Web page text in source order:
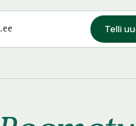
Telli